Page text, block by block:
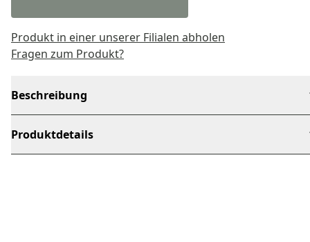
Produkt in einer unserer Filialen abholen
Fragen zum Produkt?
Beschreibung
Produktdetails